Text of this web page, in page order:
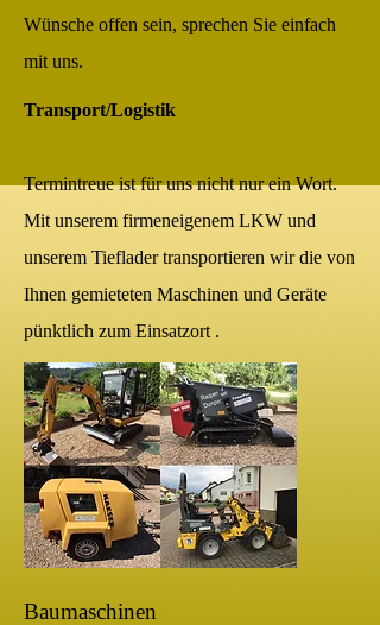
Wünsche offen sein, sprechen Sie einfach
mit uns.
Transport/Logistik
Termintreue ist für uns nicht nur ein Wort.
Mit unserem firmeneigenem LKW und
unserem Tieflader transportieren wir die von
Ihnen gemieteten Maschinen und Geräte
pünktlich zum Einsatzort .
Baumaschinen